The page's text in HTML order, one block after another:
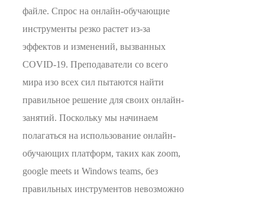
файле. Спрос на онлайн-обучающие
инструменты резко растет из-за
эффектов и изменений, вызванных
COVID-19. Преподаватели со всего
мира изо всех сил пытаются найти
правильное решение для своих онлайн-
занятий. Поскольку мы начинаем
полагаться на использование онлайн-
обучающих платформ, таких как zoom,
google meets и Windows teams, без
правильных инструментов невозможно